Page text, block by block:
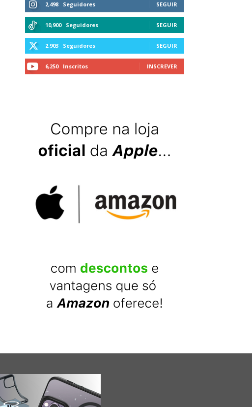
2,498 Seguidores SEGUIR
10,900 Seguidores SEGUIR
2,903 Seguidores SEGUIR
6,250 Inscritos INSCREVER